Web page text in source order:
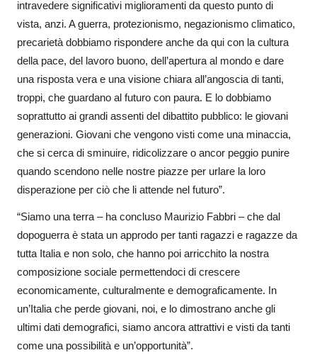
intravedere significativi miglioramenti da questo punto di
vista, anzi. A guerra, protezionismo, negazionismo climatico,
precarietà dobbiamo rispondere anche da qui con la cultura
della pace, del lavoro buono, dell’apertura al mondo e dare
una risposta vera e una visione chiara all’angoscia di tanti,
troppi, che guardano al futuro con paura. E lo dobbiamo
soprattutto ai grandi assenti del dibattito pubblico: le giovani
generazioni. Giovani che vengono visti come una minaccia,
che si cerca di sminuire, ridicolizzare o ancor peggio punire
quando scendono nelle nostre piazze per urlare la loro
disperazione per ciò che li attende nel futuro”.
“Siamo una terra – ha concluso Maurizio Fabbri – che dal
dopoguerra è stata un approdo per tanti ragazzi e ragazze da
tutta Italia e non solo, che hanno poi arricchito la nostra
composizione sociale permettendoci di crescere
economicamente, culturalmente e demograficamente. In
un’Italia che perde giovani, noi, e lo dimostrano anche gli
ultimi dati demografici, siamo ancora attrattivi e visti da tanti
come una possibilità e un’opportunità”.